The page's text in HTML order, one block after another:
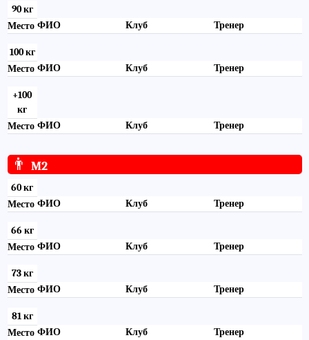
90 кг
Место ФИО Клуб Тренер
100 кг
Место ФИО Клуб Тренер
+100
кг
Место ФИО Клуб Тренер
👨 M2
60 кг
Место ФИО Клуб Тренер
66 кг
Место ФИО Клуб Тренер
73 кг
Место ФИО Клуб Тренер
81 кг
Место ФИО Клуб Тренер